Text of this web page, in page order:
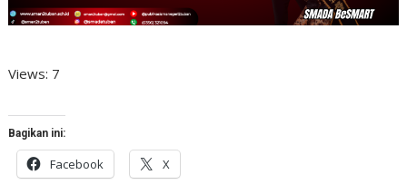
Views: 7
Bagikan ini:
Facebook X